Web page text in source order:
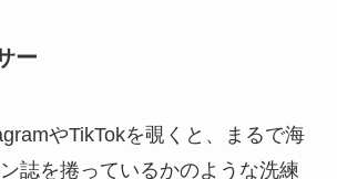
ー
やTikTokを覗くと、まるで海
誌を捲っているかのような洗練